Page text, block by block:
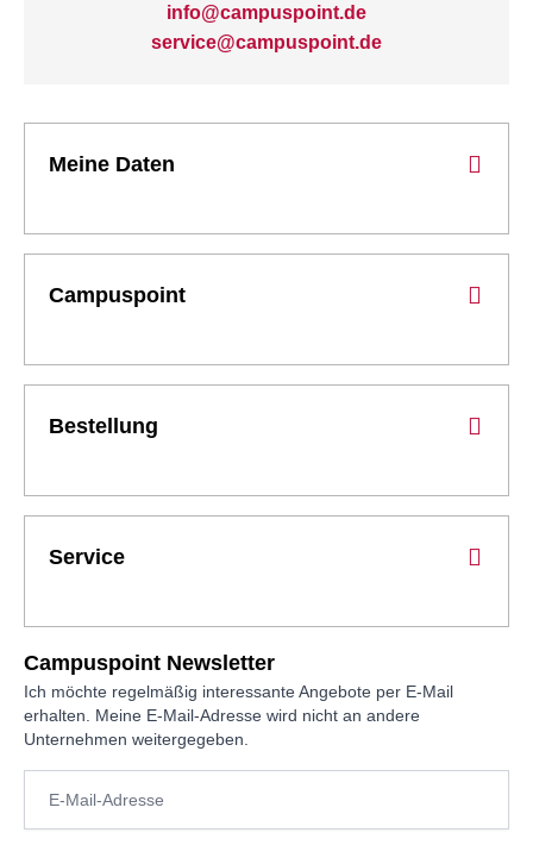
info@campuspoint.de
service@campuspoint.de
Meine Daten
Campuspoint
Bestellung
Service
Campuspoint Newsletter
Ich möchte regelmäßig interessante Angebote per E-Mail
erhalten. Meine E-Mail-Adresse wird nicht an andere
Unternehmen weitergegeben.